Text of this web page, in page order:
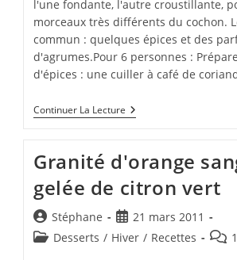
l'une fondante, l'autre croustillante,
morceaux très différents du cochon.
commun : quelques épices et des
d'agrumes.Pour 6 personnes :
d'épices : une cuiller à café de
Continuer La Lecture Porc
Aux
À
L'orange,
En
Deux
Versions
Granité d'orange
gelée de citron vert
Auteur/autrice
de
Stéphane
Publication
publiée :
21 mars 2011
PostDesserts / Hiver / Recettes